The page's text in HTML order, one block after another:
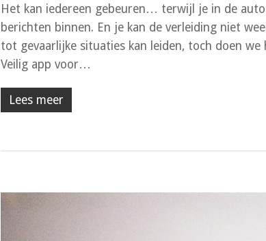
Het kan iedereen gebeuren… terwijl je in de
berichten binnen. En je kan de verleiding niet
tot gevaarlijke situaties kan leiden, toch doen
Veilig app voor…
Lees meer